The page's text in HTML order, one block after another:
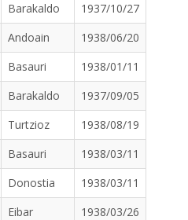
Barakaldo
1937/10/27
Andoain
1938/06/20
Basauri
1938/01/11
Barakaldo
1937/09/05
Turtzioz
1938/08/19
Basauri
1938/03/11
Donostia
1938/03/11
Eibar
1938/03/26